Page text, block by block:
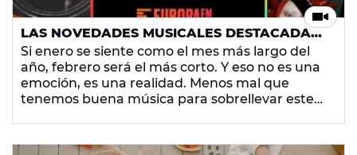
LAS NOVEDADES MUSICALES DESTACADAS
DE EUROPA FM: LADY GAGA, AVA MAX, SUU
Y MUCHO MÁS
Si enero se siente como el mes más largo del
año, febrero será el más corto. Y eso no es una
emoción, es una realidad. Menos mal que
tenemos buena música para sobrellevar este
ojo.